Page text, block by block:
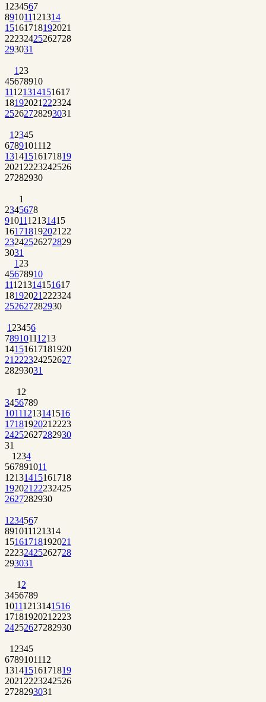
1 234567
891011121314
15161718192021
22232425262728
293031
1 23
45678910
11121314151617
18192021 222324
25262728293031
1 2345
6789101112
13141516171819
2021 2223242526
27282930
1
2345678
9101112131415
161718192021 22
23242526272829
3031
1 23
45678910
11121314151617
18192021 222324
252627282930
1 23456
78910111213
14151617181920
21 222324252627
28293031
1 2
3456789
10111213141516
1718192021 2223
24252627282930
31
1 234
567891011
12131415161718
192021 22232425
2627282930
1 234567
891011121314
15161718192021
22232425262728
293031
1 2
3456789
10111213141516
1718192021 2223
24252627282930
1 2345
6789101112
13141516171819
2021 2223242526
2728293031